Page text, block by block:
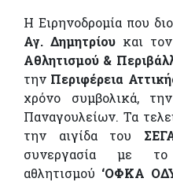
Η Ειρηνοδρομία που
Αγ. Δημητρίου και τον
Αθλητισμού &
την Περιφέρεια
χρόνο συμβολικά,
Παναγουλείων. Τα
την αιγίδα του
συνεργασία με το
αθλητισμού ‘ΟΦΚΑ